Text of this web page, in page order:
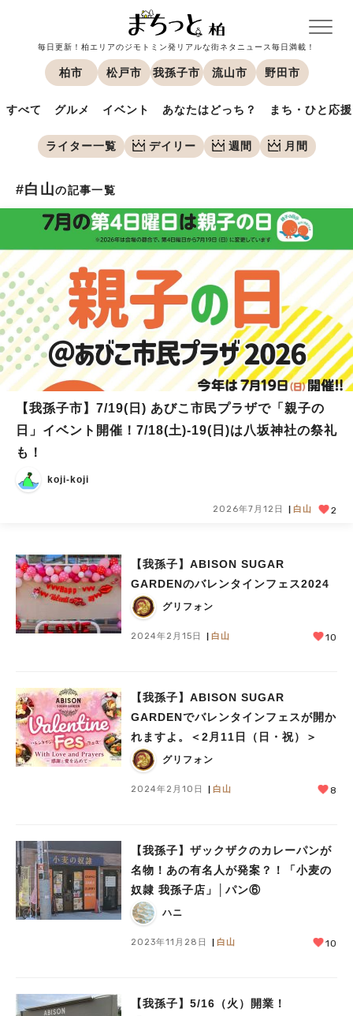
毎日更新！柏エリアのジモトミン発リアルな街ネタニュース毎日満載！
柏市 松戸市 我孫子市 流山市 野田市
すべて グルメ イベント あなたはどっち？ まち・ひと応援
ライター一覧 デイリー 週間 月間
#白山の記事一覧
【我孫子市】7/19(日) あびこ市民プラザで「親子の
日」イベント開催！7/18(土)-19(日)は八坂神社の祭礼
も！
koji-koji
2026年7月12日 白山 2
【我孫子】ABISON SUGAR
GARDENのバレンタインフェス2024
グリフォン
2024年2月15日 白山 10
【我孫子】ABISON SUGAR
GARDENでバレンタインフェスが開か
れますよ。＜2月11日（日・祝）＞
グリフォン
2024年2月10日 白山 8
【我孫子】ザックザクのカレーパンが
名物！あの有名人が発案？！「小麦の
奴隷 我孫子店」│パン⑥
ハニ
2023年11月28日 白山 10
【我孫子】5/16（火）開業！